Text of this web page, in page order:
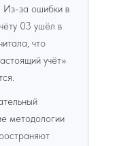
Из-за ошибки в
03 ушёл в
что
учёт»
методологии